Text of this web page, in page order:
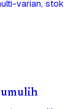
varian, stok